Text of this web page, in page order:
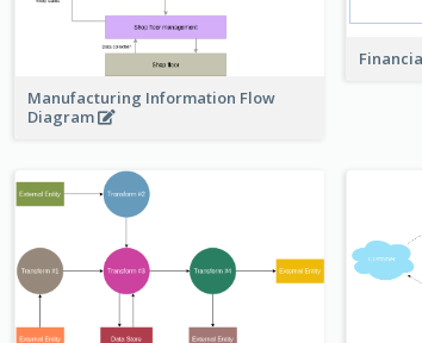
Manufacturing Information Flow
Diagram